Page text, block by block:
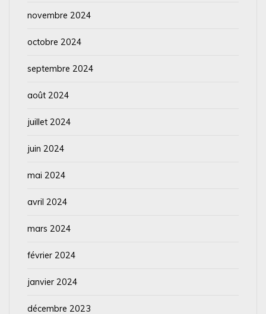
novembre 2024
octobre 2024
septembre 2024
août 2024
juillet 2024
juin 2024
mai 2024
avril 2024
mars 2024
février 2024
janvier 2024
décembre 2023